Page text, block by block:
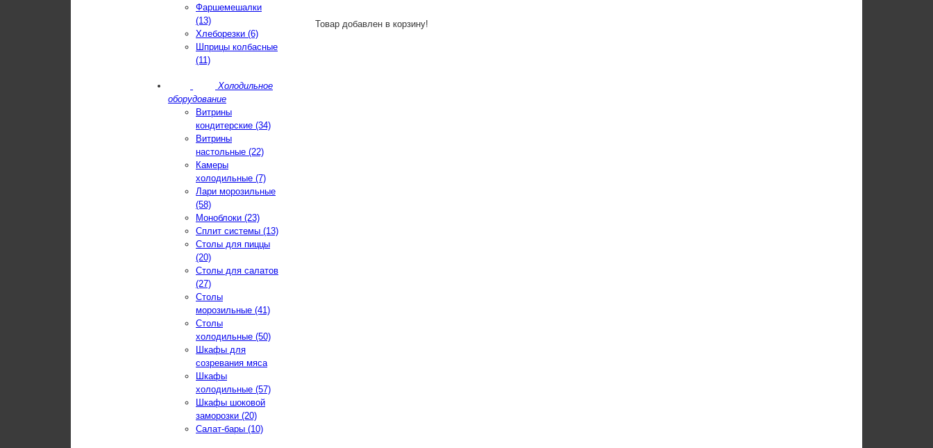
Товар добавлен в корзину!
Фаршемешалки
(13)
Хлеборезки (6)
Шприцы колбасные
(11)
Холодильное
оборудование
Витрины
кондитерские (34)
Витрины
настольные (22)
Камеры
холодильные (7)
Лари морозильные
(58)
Моноблоки (23)
Сплит системы (13)
Столы для пиццы
(20)
Столы для салатов
(27)
Столы
морозильные (41)
Столы
холодильные (50)
Шкафы для
созревания мяса
Шкафы
холодильные (57)
Шкафы шоковой
заморозки (20)
Салат-бары (10)